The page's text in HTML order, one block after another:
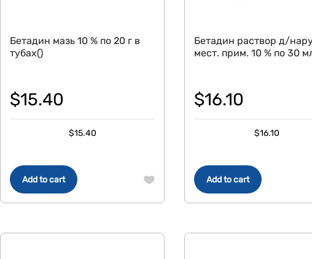
Add to cart
Бетадин мазь 10 % по 20 г в
тубах()
$15.40
$15.40
Add to cart
Бетадин раствор д/
мест. прим. 10 % по 30
$16.10
$16.10